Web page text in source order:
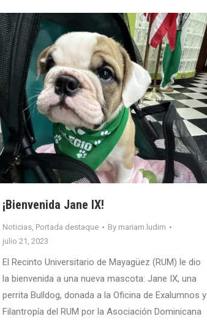
¡Bienvenida Jane IX!
Noticias, Portada destaque By mariam.ludim
julio 21, 2023
El Recinto Universitario de Mayagüez (RUM) le dio
la bienvenida a una nueva mascota: Jane IX, una
perrita Bulldog, donada a la Oficina de Exalumnos y
Filantropía del RUM por la Asociación Dominicana